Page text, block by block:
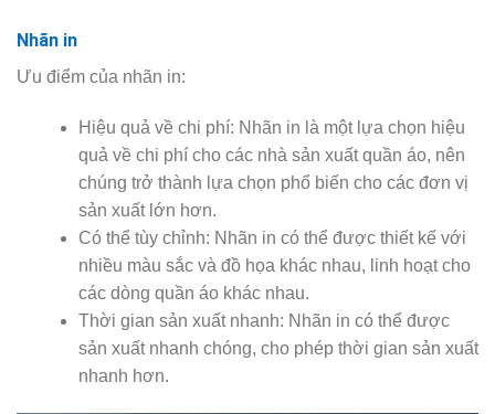
Nhãn in
Ưu điểm của nhãn in:
Hiệu quả về chi phí: Nhãn in là một lựa chọn hiệu
quả về chi phí cho các nhà sản xuất quần áo, nên
chúng trở thành lựa chọn phổ biến cho các đơn vị
sản xuất lớn hơn.
Có thể tùy chỉnh: Nhãn in có thể được thiết kế với
nhiều màu sắc và đồ họa khác nhau, linh hoạt cho
các dòng quần áo khác nhau.
Thời gian sản xuất nhanh: Nhãn in có thể được
sản xuất nhanh chóng, cho phép thời gian sản xuất
nhanh hơn.